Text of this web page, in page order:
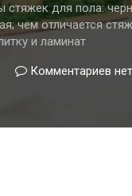
для пола:
чем отличается
и ламинат
Комментариев кнет